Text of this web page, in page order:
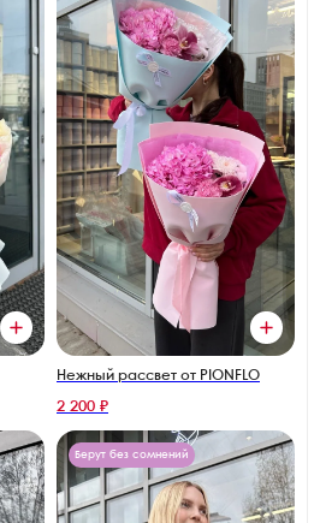
Нежный рассвет от PIONFLO
2 200 ₽
Берут без сомнений